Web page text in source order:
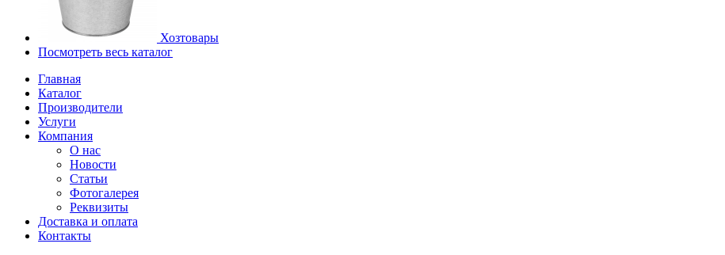
Хозтовары
Посмотреть весь каталог
Главная
Каталог
Производители
Услуги
Компания
О нас
Новости
Статьи
Фотогалерея
Реквизиты
Доставка и оплата
Контакты